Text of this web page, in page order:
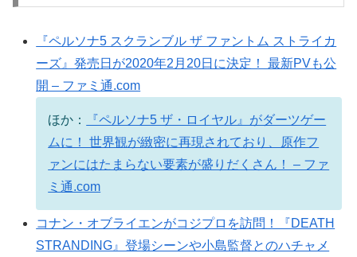
『ペルソナ5 スクランブル ザ ファントム ストライカ
ーズ』発売日が2020年2月20日に決定！ 最新PVも公
開 – ファミ通.com
ほか：
『ペルソナ5 ザ・ロイヤル』がダーツゲー
ムに！ 世界観が緻密に再現されており、原作フ
ァンにはたまらない要素が盛りだくさん！ – ファ
ミ通.com
コナン・オブライエンがコジプロを訪問！『DEATH
STRANDING』登場シーンや小島監督とのハチャメ